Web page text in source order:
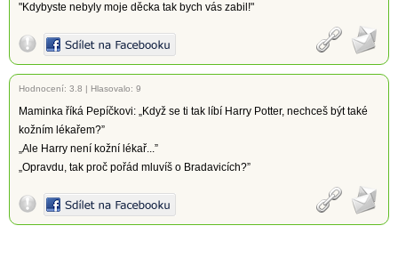
"Kdybyste nebyly moje děcka tak bych vás zabil!"
Hodnocení: 3.8 | Hlasovalo: 9
Maminka říká Pepíčkovi: „Když se ti tak líbí Harry Potter, nechceš být také
kožním lékařem?”
„Ale Harry není kožní lékař...”
„Opravdu, tak proč pořád mluvíš o Bradavicích?”